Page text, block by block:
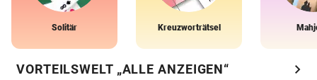
Solitär Kreuzworträtsel
VORTEILSWELT „ALLE ANZEIGEN“ chevron_right